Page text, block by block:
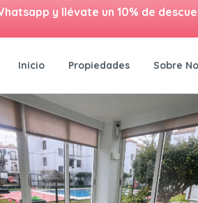
y llévate un 10% de
Inicio Propiedades Sobre